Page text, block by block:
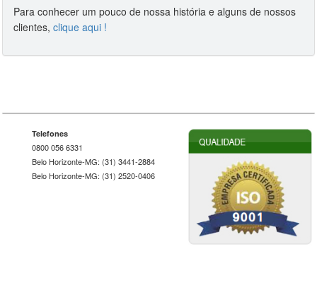
Para conhecer um pouco de nossa história e alguns de nossos
clientes, clique aqui !
Telefones
0800 056 6331
Belo Horizonte-MG: (31) 3441-2884
Belo Horizonte-MG: (31) 2520-0406